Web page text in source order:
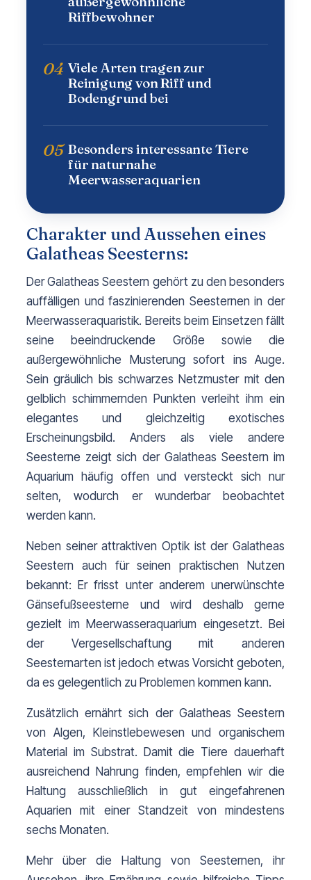
Riffbewohner
04 Viele Arten tragen zur
Reinigung von Riff und
Bodengrund bei
05 Besonders interessante Tiere
für naturnahe
Meerwasseraquarien
Charakter und Aussehen eines
Galatheas Seesterns:
Der Galatheas Seestern gehört zu den besonders
auffälligen und faszinierenden Seesternen in der
Meerwasseraquaristik. Bereits beim Einsetzen fällt
seine beeindruckende Größe sowie die
Sein gräulich bis schwarzes Netzmuster mit den
gelblich schimmernden Punkten verleiht ihm ein
elegantes und gleichzeitig exotisches
Erscheinungsbild. Anders als viele andere
Seesterne zeigt sich der Galatheas Seestern im
Aquarium häufig offen und versteckt sich nur
selten, wodurch er wunderbar beobachtet
werden kann.
Neben seiner attraktiven Optik ist der Galatheas
Seestern auch für seinen praktischen Nutzen
bekannt: Er frisst unter anderem unerwünschte
Gänsefußseesterne und wird deshalb gerne
gezielt im Meerwasseraquarium eingesetzt. Bei
der Vergesellschaftung mit anderen
Seesternarten ist jedoch etwas Vorsicht geboten,
da es gelegentlich zu Problemen kommen kann.
Zusätzlich ernährt sich der Galatheas Seestern
von Algen, Kleinstlebewesen und organischem
Material im Substrat. Damit die Tiere dauerhaft
ausreichend Nahrung finden, empfehlen wir die
Haltung ausschließlich in gut eingefahrenen
Aquarien mit einer Standzeit von mindestens
sechs Monaten.
Mehr über die Haltung von Seesternen, ihr